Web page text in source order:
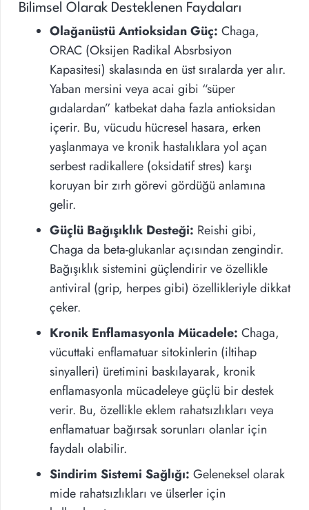
Bilimsel Olarak Desteklenen Faydaları
Olağanüstü Antioksidan Güç: Chaga,
ORAC (Oksijen Radikal Absrbsiyon
Kapasitesi) skalasında en üst sıralarda yer alır.
Yaban mersini veya acai gibi “süper
gıdalardan” katbekat daha fazla antioksidan
içerir. Bu, vücudu hücresel hasara, erken
yaşlanmaya ve kronik hastalıklara yol açan
serbest radikallere (oksidatif stres) karşı
koruyan bir zırh görevi gördüğü anlamına
gelir.
Güçlü Bağışıklık Desteği: Reishi gibi,
Chaga da beta-glukanlar açısından zengindir.
Bağışıklık sistemini güçlendirir ve özellikle
antiviral (grip, herpes gibi) özellikleriyle dikkat
çeker.
Kronik Enflamasyonla Mücadele: Chaga,
vücuttaki enflamatuar sitokinlerin (iltihap
sinyalleri) üretimini baskılayarak, kronik
enflamasyonla mücadeleye güçlü bir destek
verir. Bu, özellikle eklem rahatsızlıkları veya
enflamatuar bağırsak sorunları olanlar için
faydalı olabilir.
Sindirim Sistemi Sağlığı: Geleneksel olarak
mide rahatsızlıkları ve ülserler için